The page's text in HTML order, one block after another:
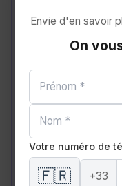
Envie d'en savoir
On
Votre numéro de
🇫🇷 +33